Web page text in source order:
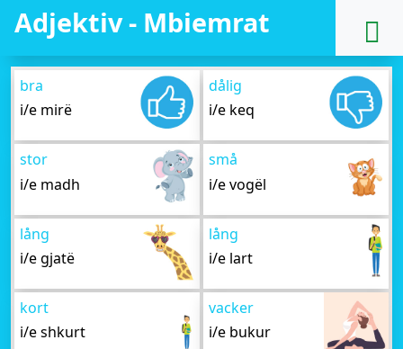
Adjektiv - Mbiemrat
bra
i/e mirë
dålig
i/e keq
stor
i/e madh
små
i/e vogël
lång
i/e gjatë
lång
i/e lart
kort
i/e shkurt
vacker
i/e bukur